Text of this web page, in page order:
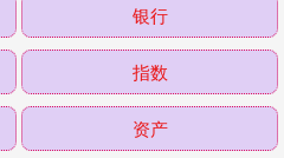
银行
指数
资产